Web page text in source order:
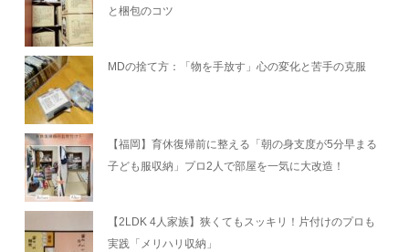
と梱包のコツ
MDの捨て方：「物を手放す」心の変化と苦手の克服
【福岡】育休復帰前に整える「朝の身支度が5分早まる
子ども服収納」プロ2人で部屋を一気に大改造！
【2LDK 4人家族】狭くてもスッキリ！片付けのプロも
実践「メリハリ収納」